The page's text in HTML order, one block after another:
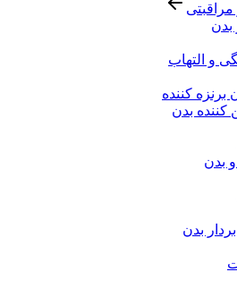
بدن
و التهاب
کننده
بدن
بدن
بدن